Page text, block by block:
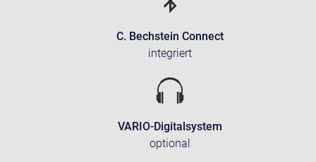
C. Bechstein Connect
integriert
VARIO-Digitalsystem
optional